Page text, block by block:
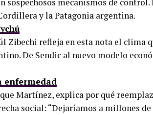
y la Patagonia argentina.
Zibechi refleja en esta nota el clima
De Sendic al nuevo modelo
enfermedad
Martínez, explica por qué
social: “Dejaríamos a millones